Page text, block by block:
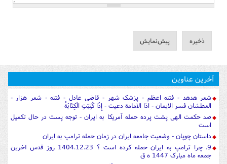
آخرین عناوین
شعر هدهد - فتنه اعظم - پزشک شهر - قاضی عادل - فتنه - شعر هزار -
العطشان فسر الایمان - اذا الامامة دعیت - إِذَا كُتِبَتِ الْكِتَابَةُ
صد حکمت الهی پشت پرده حمله آمریکا به ایران - توجه پست در حال تکمیل
است
داستان چوپان - وضعیت جامعه ایران در زمان حمله ترامپ به ایران
9. چرا ترامپ به ایران حمله کرده است ؟ 1404.12.23 روز قدس آخرین
جمعه ماه مبارک 1447 ه ق